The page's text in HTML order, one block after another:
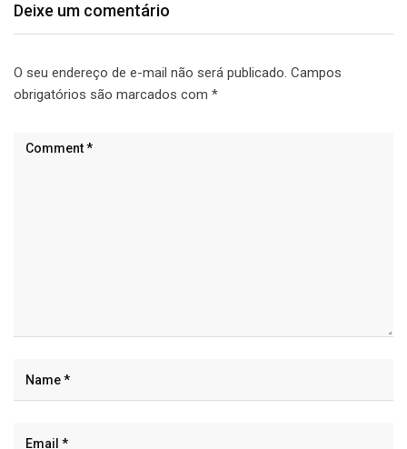
Deixe um comentário
O seu endereço de e-mail não será publicado. Campos
obrigatórios são marcados com *